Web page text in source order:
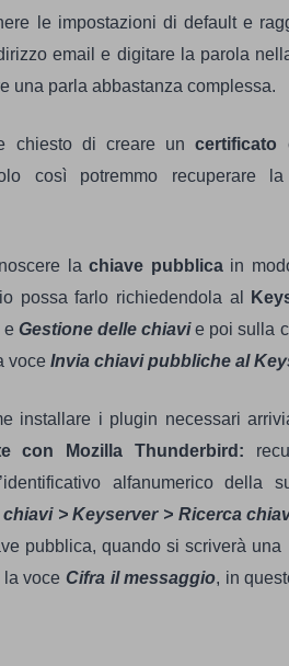
le impostazioni di default e
email e digitare la parola
una parla abbastanza complessa.
chiesto di creare uncertificato
così potremmo recuperare
lachiave pubblicain
possa farlo richiedendola al
e Gestione delle chiavie poi sulla
voce Invia chiavi pubbliche al
installare i plugin necessari
con Mozilla Thunderbird:
alfanumerico della
> Keyserver > Ricerca
pubblica, quando si scriverà
voce Cifra il messaggio, in